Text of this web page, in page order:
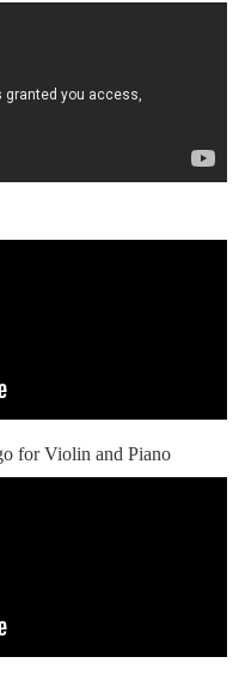
for Violin and Piano